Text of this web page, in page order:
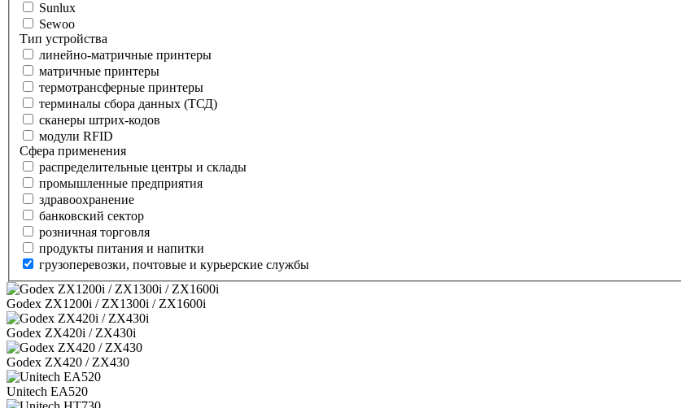
Sunlux
Sewoo
Тип устройства
линейно-матричные принтеры
матричные принтеры
термотрансферные принтеры
терминалы сбора данных (ТСД)
сканеры штрих-кодов
модули RFID
Сфера применения
распределительные центры и склады
промышленные предприятия
здравоохранение
банковский сектор
розничная торговля
продукты питания и напитки
грузоперевозки, почтовые и курьерские службы
Godex ZX1200i / ZX1300i / ZX1600i
Godex ZX420i / ZX430i
Godex ZX420 / ZX430
Unitech EA520